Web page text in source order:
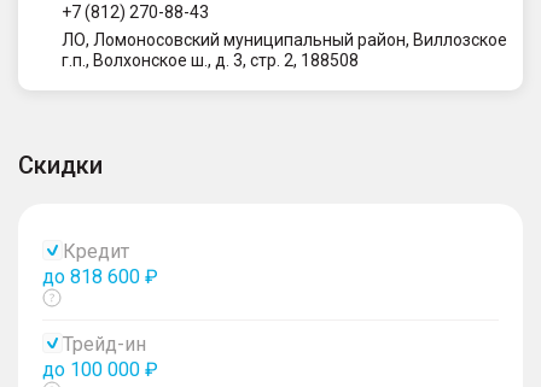
+7 (812) 270-88-43
ЛО, Ломоносовский муниципальный район, Виллозское
г.п., Волхонское ш., д. 3, стр. 2, 188508
Скидки
Кредит
до 818 600 ₽
Показать
Трейд-ин
до 100 000 ₽